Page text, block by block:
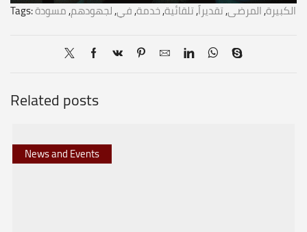
Tags: الكبيرة,المرضى,تقديراً,تلقائية,خدمة,في,لجهودهم,مسودة
Related posts
News and Events